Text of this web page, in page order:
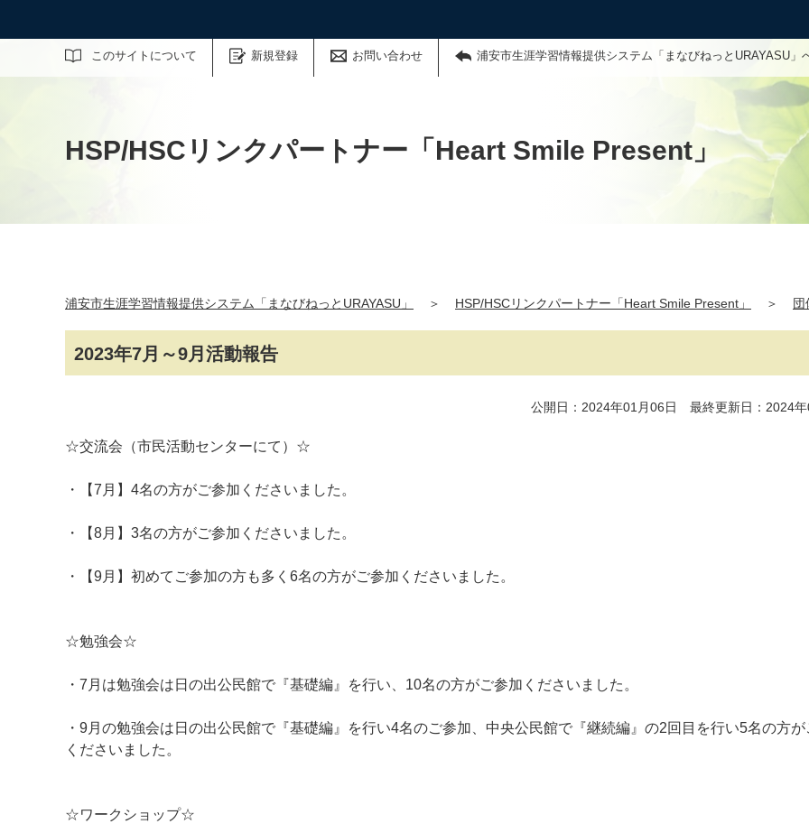
このサイトについて 新規登録 お問い合わせ 浦安市生涯学習情報提供システム「まなびねっとURAYASU」
サイト内検索
HSP/HSCリンクパートナー「Heart Smile Present」
浦安市生涯学習情報提供システム「まなびねっとURAYASU」 ＞ HSP/HSCリンクパートナー「Heart Smile Present」 ＞ 団
2023年7月～9月活動報告
公開日：2024年01月06日 最終更新日：2024
☆交流会（市民活動センターにて）☆
・【7月】4名の方がご参加くださいました。
・【8月】3名の方がご参加くださいました。
・【9月】初めてご参加の方も多く6名の方がご参加くださいました。
☆勉強会☆
・7月は勉強会は日の出公民館で『基礎編』を行い、10名の方がご参加くださいました。
・9月の勉強会は日の出公民館で『基礎編』を行い4名のご参加、中央公民館で『継続編』の2回目を行い5名の方が
くださいました。
☆ワークショップ☆